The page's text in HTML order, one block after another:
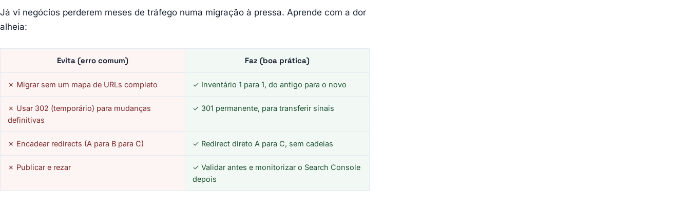
Já vi negócios perderem meses de tráfego numa migração à pressa. Aprende com a dor
alheia:
Evita (erro comum) Faz (boa prática)
✗ Migrar sem um mapa de URLs completo ✓ Inventário 1 para 1, do antigo para o novo
✗ Usar 302 (temporário) para mudanças
definitivas
✓ 301 permanente, para transferir sinais
✗ Encadear redirects (A para B para C) ✓ Redirect direto A para C, sem cadeias
✗ Publicar e rezar
✓ Validar antes e monitorizar o Search Console
depois